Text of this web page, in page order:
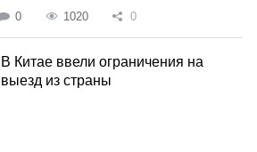
0 1020 0
В Китае ввели ограничения на
выезд из страны